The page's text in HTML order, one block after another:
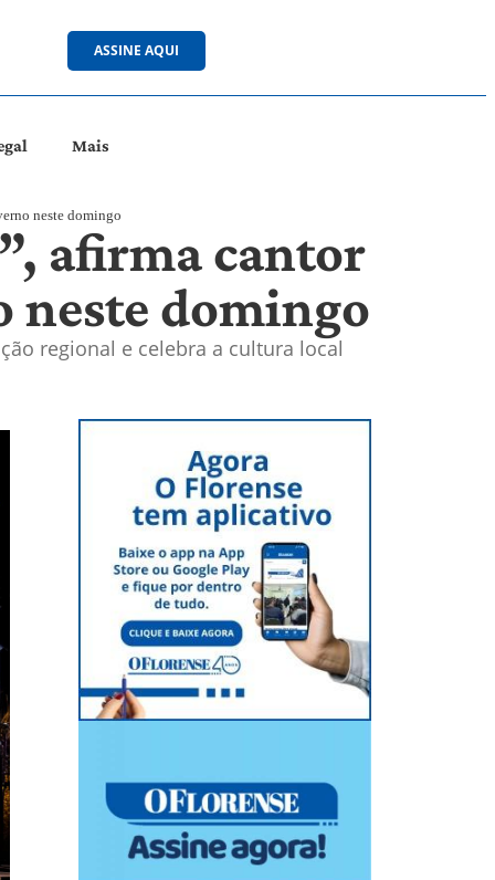
ASSINE AQUI
Mais
neste domingo
afirma cantor
neste domingo
regional e celebra a cultura local